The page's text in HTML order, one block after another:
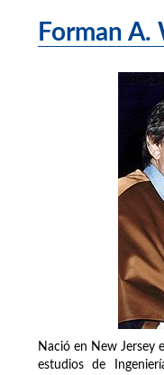
Forman A.
Nació en New Jersey
estudios de